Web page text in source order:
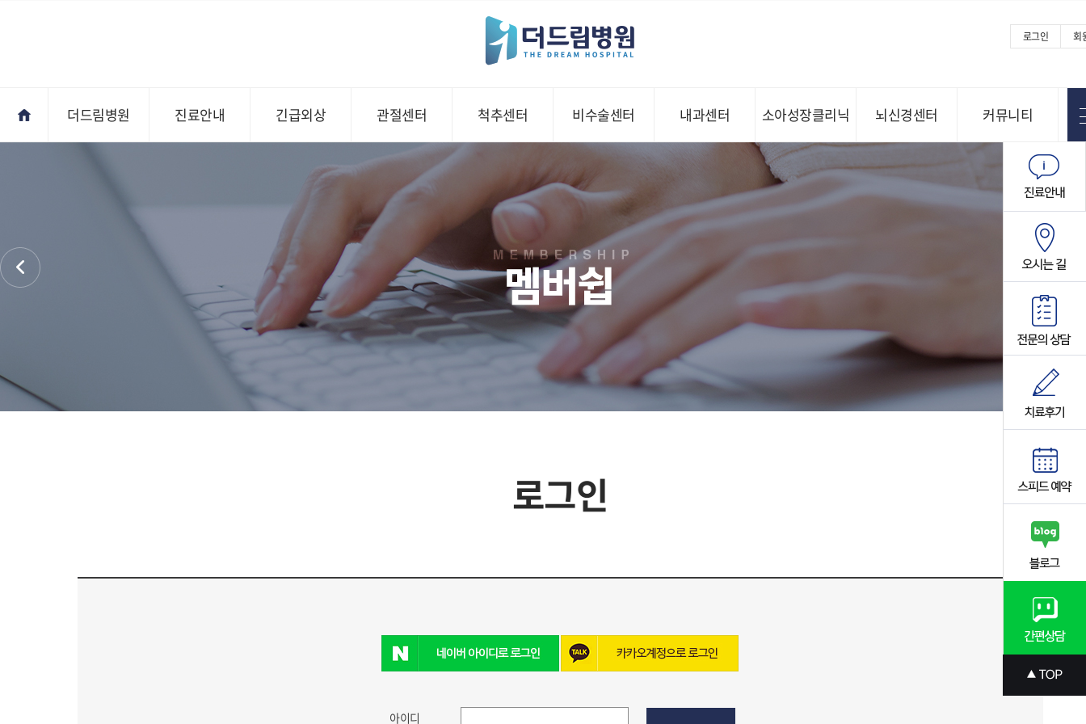
로그인 회
더드림병원 진료안내 긴급외상 관절센터 척추센터 비수술센터 내과센터 소아성장클리닉 뇌신경센터 커뮤니티
로그인
아이디